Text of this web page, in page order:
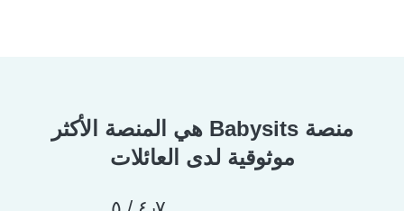
منصة Babysits هي المنصة الأكثر
موثوقية لدى العائلات